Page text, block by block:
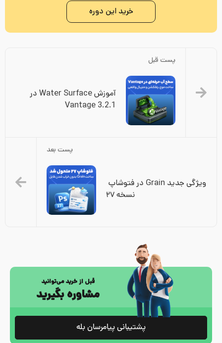
خرید این دوره
پست قبل
Vantage 3.2.1
پست بعد
نسخه ۲۷
قبل از خرید می‌توانید
مشاوره بگیرید
پشتیبانی پیامرسان بله